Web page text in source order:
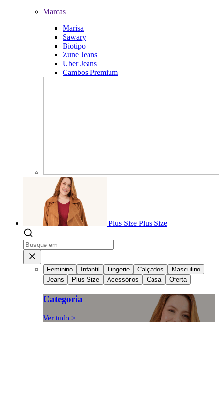
Marcas
Marisa
Sawary
Biotipo
Zune Jeans
Uber Jeans
Cambos Premium
Plus Size Plus Size
Feminino Infantil Lingerie Calçados
Masculino
Jeans
Plus Size Acessórios Casa Oferta
Categoria
Ver tudo >